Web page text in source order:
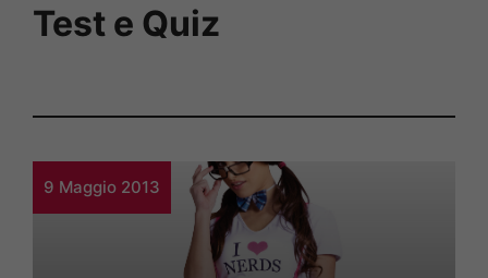
Test e Quiz
9 Maggio 2013